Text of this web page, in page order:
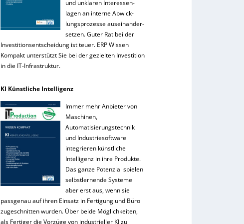
und unklaren Interessen-
lagen an interne Abwick-
lungsprozesse auseinander-
setzen. Guter Rat bei der
Investitionsentscheidung ist teuer. ERP Wissen
Kompakt unterstützt Sie bei der gezielten Investition
in die IT-Infrastruktur.
KI Künstliche Intelligenz
Immer mehr Anbieter von
Maschinen,
Automatisierungstechnik
und Industriesoftware
integrieren künstliche
Intelligenz in ihre Produkte.
Das ganze Potenzial spielen
selbstlernende Systeme
aber erst aus, wenn sie
passgenau auf ihren Einsatz in Fertigung und Büro
zugeschnitten wurden. Über beide Möglichkeiten,
als Fertiger die Vorzüge von industrieller KI zu